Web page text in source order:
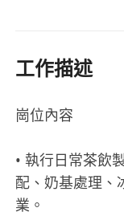
工作描述
崗位內容
• 執行日常茶飲
配、奶基處理、
業。